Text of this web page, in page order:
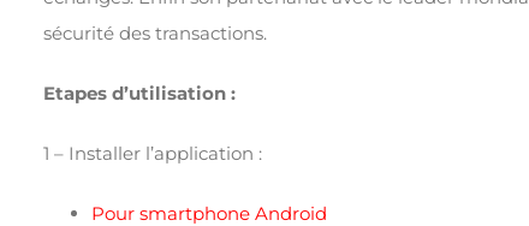
sécurité des transactions.
Etapes d’utilisation :
1 – Installer l’application :
Pour smartphone Android